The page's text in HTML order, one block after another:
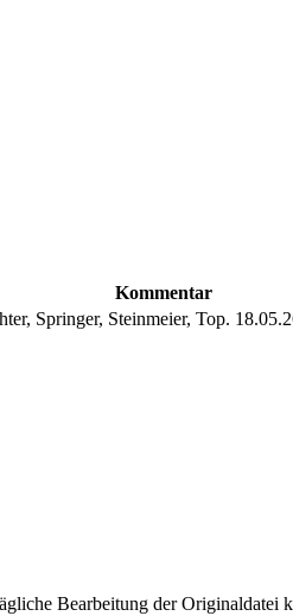
Kommentar
Springer, Steinmeier, Top.
Bearbeitung der Originaldatei